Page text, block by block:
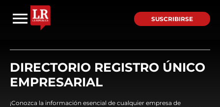
SUSCRIBIRSE
DIRECTORIO REGISTRO ÚNICO
EMPRESARIAL
¡Conozca la información esencial de cualquier empresa de